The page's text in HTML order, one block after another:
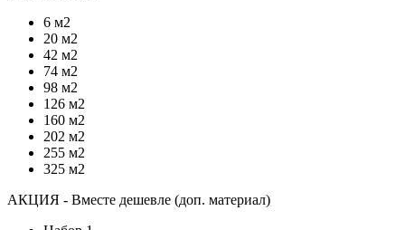
6 м2
20 м2
42 м2
74 м2
98 м2
126 м2
160 м2
202 м2
255 м2
325 м2
АКЦИЯ - Вместе дешевле (доп. материал)